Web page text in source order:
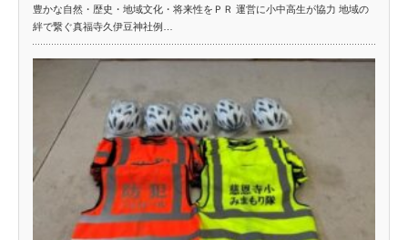
豊かな自然・歴史・地域文化・将来性をＰＲ 運営に小中高生が協力 地域の
絆で繋ぐ真福寺久伊豆神社例…